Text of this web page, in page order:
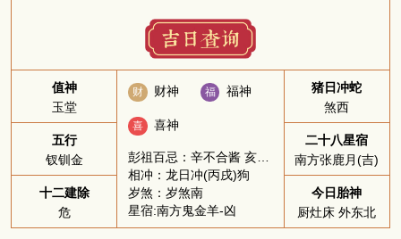
值神
玉堂
五行
钗钏金
十二建除
危
财 财神 福 福神
喜 喜神
彭祖百忌：辛不合酱 亥不嫁娶
相冲：龙日冲(丙戌)狗
岁煞：岁煞南
星宿:南方鬼金羊-凶
猪日冲蛇
煞西
二十八星宿
南方张鹿月(吉)
今日胎神
厨灶床 外东北